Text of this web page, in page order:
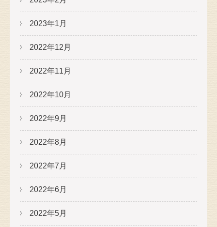
2023年1月
2022年12月
2022年11月
2022年10月
2022年9月
2022年8月
2022年7月
2022年6月
2022年5月